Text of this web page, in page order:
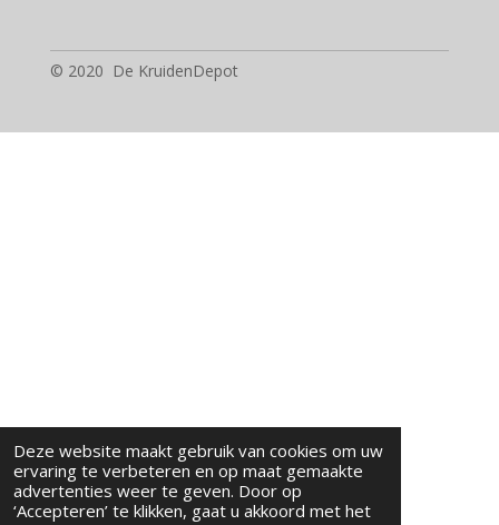
Deze website maakt gebruik van cookies om uw
ervaring te verbeteren en op maat gemaakte
advertenties weer te geven. Door op
‘Accepteren’ te klikken, gaat u akkoord met het
n
e
e
n
© 2020 De KruidenDepot